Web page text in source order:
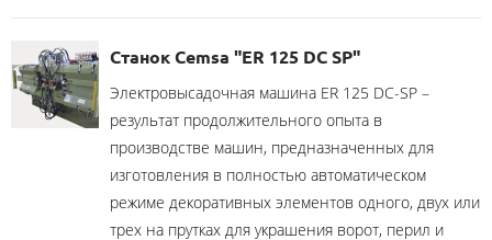
Станок Cemsa "ER 125 DC SP"
Электровысадочная машина ER 125 DC-SP –
результат продолжительного опыта в
производстве машин, предназначенных для
изготовления в полностью автоматическом
режиме декоративных элементов одного, двух или
трех на прутках для украшения ворот, перил и